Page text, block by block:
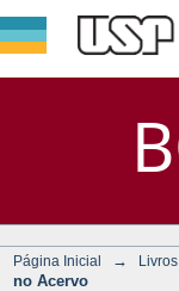
Página Inicial → Livros
no Acervo